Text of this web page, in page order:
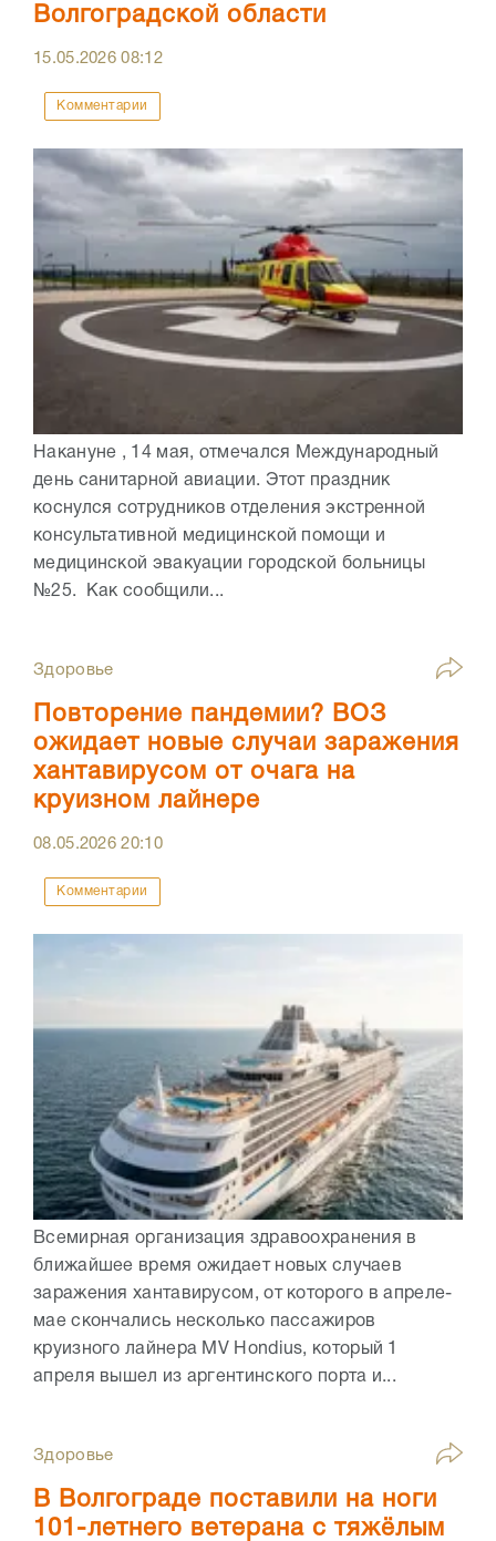
Волгоградской области
15.05.202608:12
Комментарии
Накануне , 14 мая, отмечался Международный
день санитарной авиации. Этот праздник
коснулся сотрудников отделения экстренной
консультативной медицинской помощи и
медицинской эвакуации городской больницы
№25. Как сообщили...
Здоровье
Повторение пандемии? ВОЗ
ожидает новые случаи заражения
хантавирусом от очага на
круизном лайнере
08.05.202620:10
Комментарии
Всемирная организация здравоохранения в
ближайшее время ожидает новых случаев
заражения хантавирусом, от которого в апреле-
мае скончались несколько пассажиров
круизного лайнера MV Hondius, который 1
апреля вышел из аргентинского порта и...
Здоровье
В Волгограде поставили на ноги
101-летнего ветерана с тяжёлым